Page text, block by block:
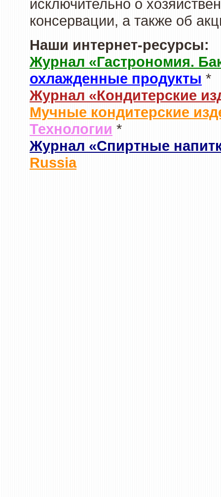
исключительно о
консервации, а также об
Наши интернет-ресурсы:
Журнал «Гастрономия.
охлажденные продукты *
Журнал «Кондитерские
Мучные кондитерские
Технологии *
Журнал «Спиртные
Russia